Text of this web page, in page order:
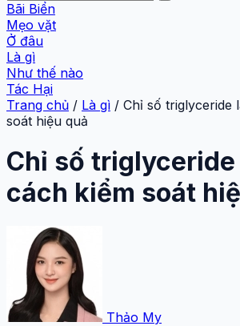
Bãi Biển
Mẹo vặt
Ở đâu
Là gì
Như thế nào
Tác Hại
Trang chủ / Là gì / Chỉ số triglyceride
soát hiệu quả
Chỉ số triglyceride
cách kiểm soát
Thảo My